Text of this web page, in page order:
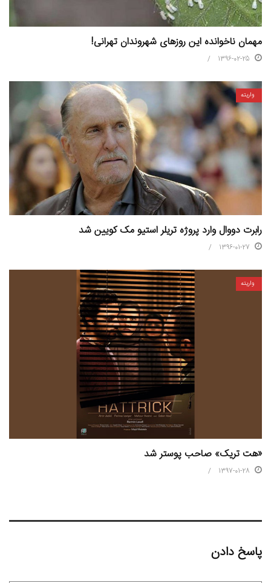
مهمان ناخوانده این روزهای شهروندان تهرانی!
1396-02-25
واریته
رابرت دووال وارد پروژه تریلر استیو مک کویین شد
1396-01-27
واریته
«هت تریک» صاحب پوستر شد
1397-01-28
پاسخ دادن